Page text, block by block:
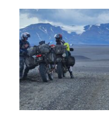
2j 350€
MORVAN